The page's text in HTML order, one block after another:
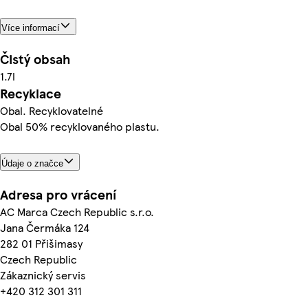
Více informací
Čistý obsah
1.7l
Recyklace
Obal. Recyklovatelné
Obal 50% recyklovaného plastu.
Údaje o značce
Adresa pro vrácení
AC Marca Czech Republic s.r.o.
Jana Čermáka 124
282 01 Přišimasy
Czech Republic
Zákaznický servis
+420 312 301 311